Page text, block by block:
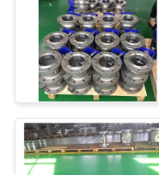
NAMI
NOWOŚCI
POPROŚ
kulowy